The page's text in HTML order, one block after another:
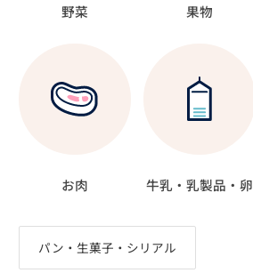
野菜 果物
お肉 牛乳・乳製品・卵
パン・生菓子・シリアル